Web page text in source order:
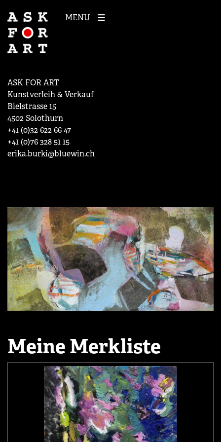
MENU
ASK FOR ART
Kunstverleih & Verkauf
Bielstrasse 15
4502 Solothurn
+41 (0)32 622 66 47
+41 (0)76 328 51 15
erika.burki@bluewin.ch
Meine Merkliste